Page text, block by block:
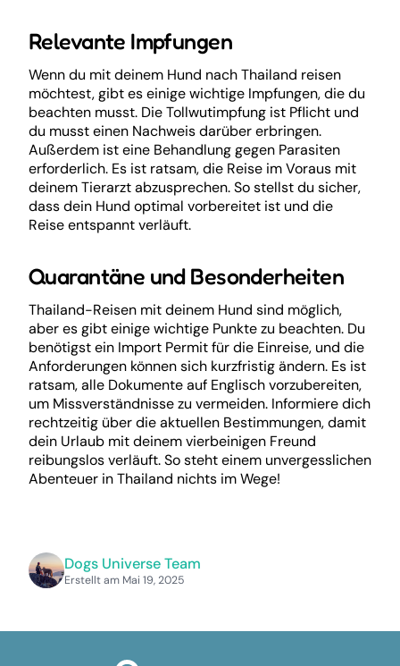
Dogs Universe Team
Erstellt am Mai 19, 2025
Relevante Impfungen
Wenn du mit deinem Hund nach Thailand reisen
möchtest, gibt es einige wichtige Impfungen, die du
beachten musst. Die Tollwutimpfung ist Pflicht und
du musst einen Nachweis darüber erbringen.
Außerdem ist eine Behandlung gegen Parasiten
erforderlich. Es ist ratsam, die Reise im Voraus mit
deinem Tierarzt abzusprechen. So stellst du sicher,
dass dein Hund optimal vorbereitet ist und die
Reise entspannt verläuft.
Quarantäne und Besonderheiten
Thailand-Reisen mit deinem Hund sind möglich,
aber es gibt einige wichtige Punkte zu beachten. Du
benötigst ein Import Permit für die Einreise, und die
Anforderungen können sich kurzfristig ändern. Es ist
ratsam, alle Dokumente auf Englisch vorzubereiten,
um Missverständnisse zu vermeiden. Informiere dich
rechtzeitig über die aktuellen Bestimmungen, damit
dein Urlaub mit deinem vierbeinigen Freund
reibungslos verläuft. So steht einem unvergesslichen
Abenteuer in Thailand nichts im Wege!